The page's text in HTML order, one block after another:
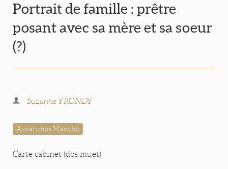
Portrait de famille : prêtre
posant avec sa mère et sa soeur
(?)
Suzanne YRONDY
Avranches Manche
Carte cabinet (dos muet)